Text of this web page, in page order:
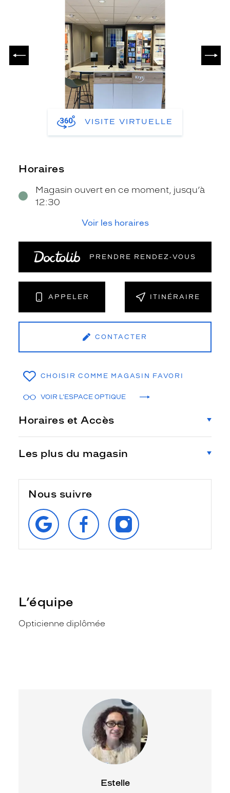
PRÉCÉDENT
VISITE VIRTUELLE
Horaires
Magasin ouvert en ce moment, jusqu’à
12:30
Voir les horaires
PRENDRE RENDEZ‑VOUS
APPELER ITINÉRAIRE
CONTACTER
CHOISIR COMME MAGASIN FAVORI
VOIR L'ESPACE OPTIQUE
Horaires et Accès
Les plus du magasin
Nous suivre
RETROUVEZ‑NOUS
SUR
GOOGLE
SUIVEZ‑NOUS
SUR
FACEBOOK
SUIVEZ‑NOUS
SUR
INSTAGRAM
L’équipe
Opticienne diplômée
Estelle